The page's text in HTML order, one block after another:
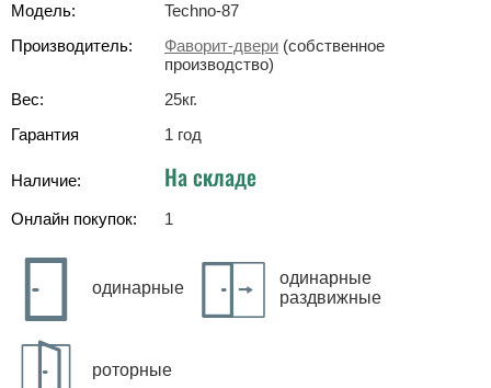
Модель:
Techno-87
Производитель:
Фаворит-двери (собственное
производство)
Вес:
25кг.
Гарантия
1 год
Наличие: На складе
Онлайн покупок: 1
одинарные
одинарные
раздвижные
роторные